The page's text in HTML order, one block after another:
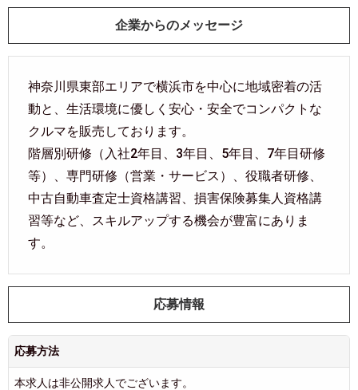
企業からのメッセージ
神奈川県東部エリアで横浜市を中心に地域密着の活
動と、生活環境に優しく安心・安全でコンパクトな
クルマを販売しております。
階層別研修（入社2年目、3年目、5年目、7年目研修
等）、専門研修（営業・サービス）、役職者研修、
中古自動車査定士資格講習、損害保険募集人資格講
習等など、スキルアップする機会が豊富にありま
す。
応募情報
応募方法
本求人は非公開求人でございます。